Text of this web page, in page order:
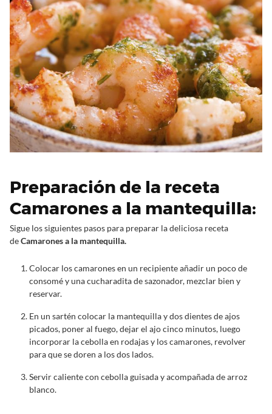
Preparación de la receta
Camarones a la mantequilla:
Sigue los siguientes pasos para preparar la deliciosa receta
deCamarones a la mantequilla.
Colocar los camarones en un recipiente añadir un poco de
consomé y una cucharadita de sazonador, mezclar bien y
reservar.
En un sartén colocar la mantequilla y dos dientes de ajos
picados, poner al fuego, dejar el ajo cinco minutos, luego
incorporar la cebolla en rodajas y los camarones, revolver
para que se doren a los dos lados.
Servir caliente con cebolla guisada y acompañada de arroz
blanco.